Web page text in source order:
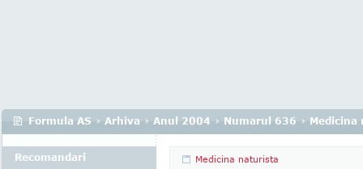
Formula AS › Arhiva › Anul 2004 › Numarul 636 › Medicina
Medicina naturista
Recomandari